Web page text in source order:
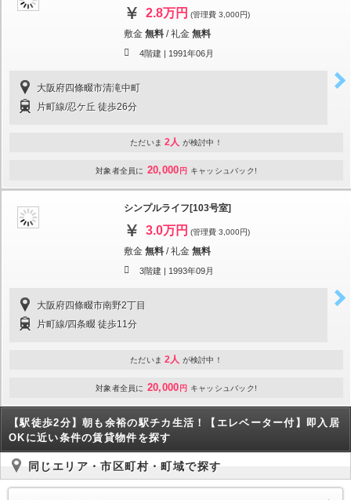
2.8万円 (管理費 3,000円)
敷金 無料 /礼金 無料
4階建 | 1991年06月
大阪府四條畷市清滝中町
片町線/忍ケ丘 徒歩26分
ただいま 2人 が検討中！
対象者全員に 20,000 円 キャッシュバック!
シンプルライフ[103号室]
3.0万円 (管理費 3,000円)
敷金 無料 /礼金 無料
3階建 | 1993年09月
大阪府四條畷市南野2丁目
片町線/四条畷 徒歩11分
ただいま 2人 が検討中！
対象者全員に 20,000 円 キャッシュバック!
【駅徒歩2分】朝も余裕の駅チカ生活！【エレベーター付】即入居
OKに近い条件の賃貸物件を探す
同じエリア・市区町村・町域で探す